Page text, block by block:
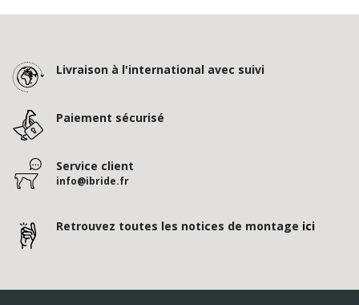
Livraison à l'international avec suivi
Paiement sécurisé
Service client
info@ibride.fr
Retrouvez toutes les notices de montage ici